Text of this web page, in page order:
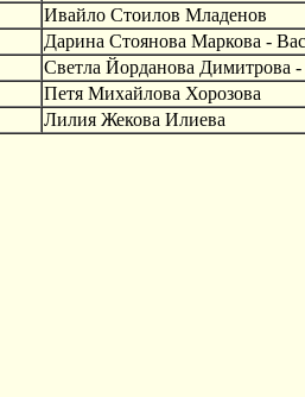
Ивайло Стоилов Младенов
Дарина Стоянова Маркова -
Светла Йорданова Димитрова -
Петя Михайлова Хорозова
Лилия Жекова Илиева